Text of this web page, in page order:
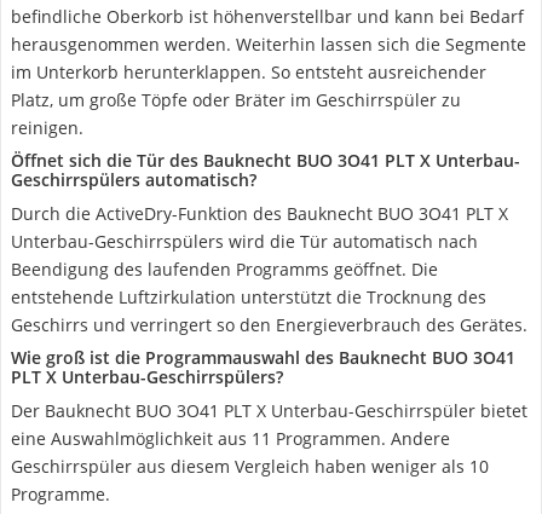
befindliche Oberkorb ist höhenverstellbar und kann bei Bedarf
herausgenommen werden. Weiterhin lassen sich die Segmente
im Unterkorb herunterklappen. So entsteht ausreichender
Platz, um große Töpfe oder Bräter im Geschirrspüler zu
reinigen.
Öffnet sich die Tür des Bauknecht BUO 3O41 PLT X Unterbau-
Geschirrspülers automatisch?
Durch die ActiveDry-Funktion des Bauknecht BUO 3O41 PLT X
Unterbau-Geschirrspülers wird die Tür automatisch nach
Beendigung des laufenden Programms geöffnet. Die
entstehende Luftzirkulation unterstützt die Trocknung des
Geschirrs und verringert so den Energieverbrauch des Gerätes.
Wie groß ist die Programmauswahl des Bauknecht BUO 3O41
PLT X Unterbau-Geschirrspülers?
Der Bauknecht BUO 3O41 PLT X Unterbau-Geschirrspüler bietet
eine Auswahlmöglichkeit aus 11 Programmen. Andere
Geschirrspüler aus diesem Vergleich haben weniger als 10
Programme.